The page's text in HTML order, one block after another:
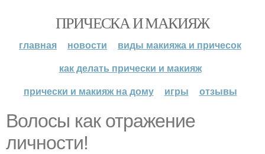
ПРИЧЕСКА И МАКИЯЖ
главная новости
виды макияжа и причесок
как делать прически и макияж
прически и макияж на дому
игры отзывы
Волосы как отражение
личности!